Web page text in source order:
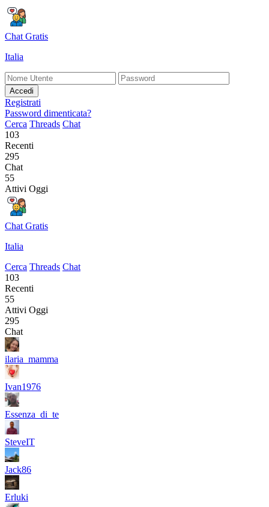
Chat Gratis
Italia
Accedi
Registrati
Password dimenticata?
Cerca Threads Chat
103
Recenti
295
Chat
55
Attivi Oggi
Chat Gratis
Italia
Cerca Threads Chat
103
Recenti
55
Attivi Oggi
295
Chat
ilaria_mamma
Ivan1976
Essenza_di_te
SteveIT
Jack86
Erluki